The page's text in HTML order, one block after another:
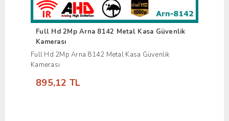
Full Hd 2Mp Arna 8142 Metal Kasa Güvenlik
Kamerası
Full Hd 2Mp Arna 8142 Metal Kasa Güvenlik
Kamerası
895,12 TL